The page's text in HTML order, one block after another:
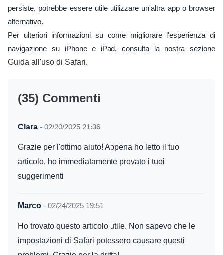
persiste, potrebbe essere utile utilizzare un'altra app o browser
alternativo.
Per ulteriori informazioni su come migliorare l'esperienza di
navigazione su iPhone e iPad, consulta la nostra sezione
Guida all'uso di Safari.
(35) Commenti
Clara - 02/20/2025 21:36
Grazie per l'ottimo aiuto! Appena ho letto il tuo
articolo, ho immediatamente provato i tuoi
suggerimenti
Marco - 02/24/2025 19:51
Ho trovato questo articolo utile. Non sapevo che le
impostazioni di Safari potessero causare questi